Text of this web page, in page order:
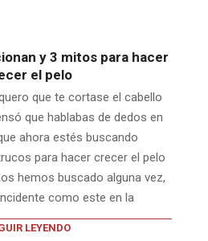
y 3 mitos para hacer
el pelo
que te cortase el cabello
que hablabas de dedos en
ahora estés buscando
para hacer crecer el pelo
hemos buscado alguna vez,
como este en la
LEYENDO